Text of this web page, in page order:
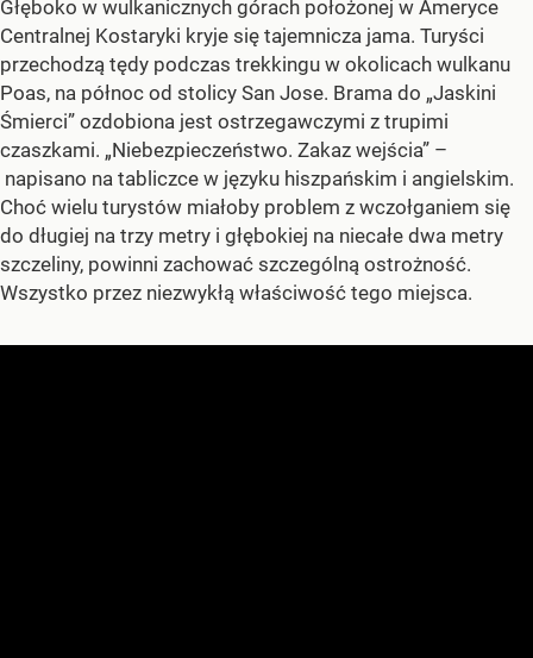
Głęboko w wulkanicznych górach położonej w Ameryce
Centralnej Kostaryki kryje się tajemnicza jama. Turyści
przechodzą tędy podczas trekkingu w okolicach wulkanu
Poas, na północ od stolicy San Jose. Brama do „Jaskini
Śmierci” ozdobiona jest ostrzegawczymi z trupimi
czaszkami. „Niebezpieczeństwo. Zakaz wejścia” –
napisano na tabliczce w języku hiszpańskim i angielskim.
Choć wielu turystów miałoby problem z wczołganiem się
do długiej na trzy metry i głębokiej na niecałe dwa metry
szczeliny, powinni zachować szczególną ostrożność.
Wszystko przez niezwykłą właściwość tego miejsca.